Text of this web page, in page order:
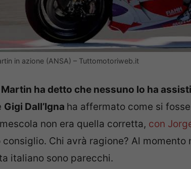
in azione (ANSA) – Tuttomotoriweb.it
Martin ha detto che nessuno lo ha
Gigi Dall’Igna ha affermato come si
non era quella corretta, con
consiglio. Chi avrà ragione? Al
italiano sono parecchi.